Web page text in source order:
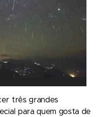
três grandes
para quem gosta de